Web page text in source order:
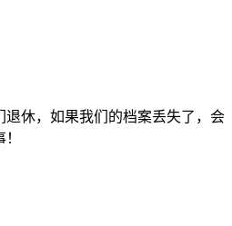
休，如果我们的档案丢失了，会